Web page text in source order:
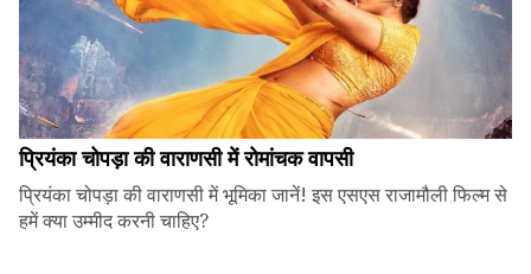
प्रियंका चोपड़ा की वाराणसी में रोमांचक वापसी
प्रियंका चोपड़ा की वाराणसी में भूमिका जानें! इस एसएस राजामौली फिल्म से
हमें क्या उम्मीद करनी चाहिए?